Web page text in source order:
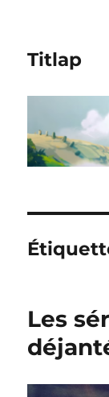
Titlap
Les